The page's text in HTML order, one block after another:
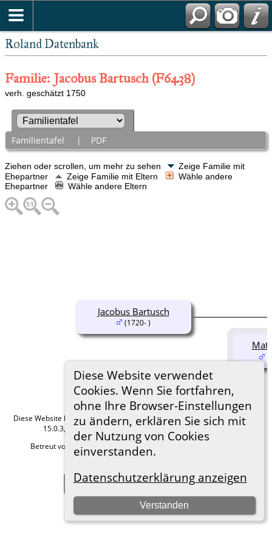
Roland Datenbank
Diese Website verwendet
Cookies. Wenn Sie fortfahren,
ohne Ihre Browser-Einstellungen
zu ändern, erklären Sie sich mit
der Nutzung von Cookies
einverstanden.
Datenschutzerklärung anzeigen
Verstanden
Familie: Jacobus Bartusch (F6438)
verh. geschätzt 1750
Familientafel | PDF
Ziehen oder scrollen, um mehr zu sehen
Zeige Familie mit
Ehepartner
Zeige Familie mit Eltern
Wähle andere
Ehepartner
Wähle andere Eltern
Jacobus Bartusch
(1720- )
Diese Website läuft mitThe Next Generation of Genealogy Sitebuilding
15.0.3, programmiert von Darrin Lythgoe © 2001-2026.
Betreut von
Roland zu Dortmund e.V.
Zur Desktop-Webseite wechseln